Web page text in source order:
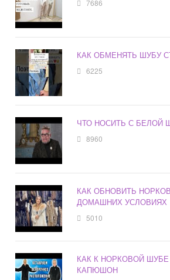
7686
КАК ОБМЕНЯТЬ ШУБУ
6225
ЧТО НОСИТЬ С БЕЛОЙ
8960
КАК ОБНОВИТЬ
ДОМАШНИХ УСЛОВИЯХ
5010
КАК К НОРКОВОЙ
КАПЮШОН